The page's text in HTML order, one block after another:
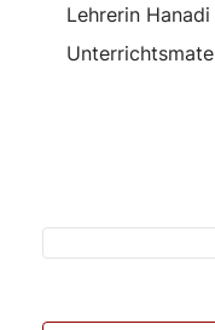
Lehrerin